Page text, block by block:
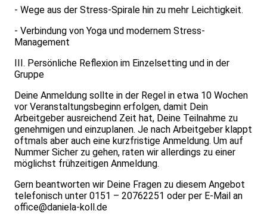
- Wege aus der Stress-Spirale hin zu mehr Leichtigkeit.
- Verbindung von Yoga und modernem Stress-
Management
III. Persönliche Reflexion im Einzelsetting und in der
Gruppe
Deine Anmeldung sollte in der Regel in etwa 10 Wochen
vor Veranstaltungsbeginn erfolgen, damit Dein
Arbeitgeber ausreichend Zeit hat, Deine Teilnahme zu
genehmigen und einzuplanen. Je nach Arbeitgeber klappt
oftmals aber auch eine kurzfristige Anmeldung. Um auf
Nummer Sicher zu gehen, raten wir allerdings zu einer
möglichst frühzeitigen Anmeldung.
Gern beantworten wir Deine Fragen zu diesem Angebot
telefonisch unter 0151 – 20762251 oder per E-Mail an
office@daniela-koll.de